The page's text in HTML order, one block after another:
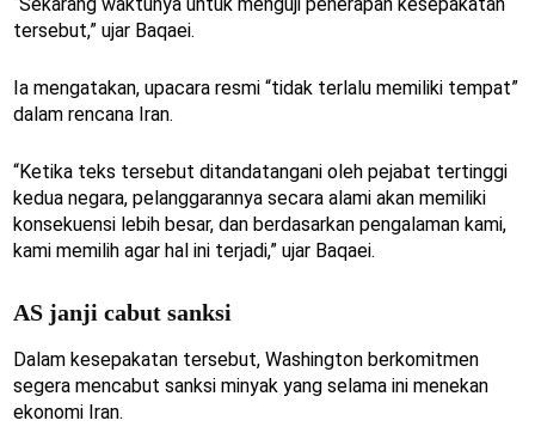
tersebut,” ujar Baqaei.
Ia mengatakan, upacara resmi “tidak terlalu memiliki tempat”
dalam rencana Iran.
“Ketika teks tersebut ditandatangani oleh pejabat tertinggi
kedua negara, pelanggarannya secara alami akan memiliki
konsekuensi lebih besar, dan berdasarkan pengalaman kami,
kami memilih agar hal ini terjadi,” ujar Baqaei.
AS janji cabut sanksi
Dalam kesepakatan tersebut, Washington berkomitmen
segera mencabut sanksi minyak yang selama ini menekan
ekonomi Iran.